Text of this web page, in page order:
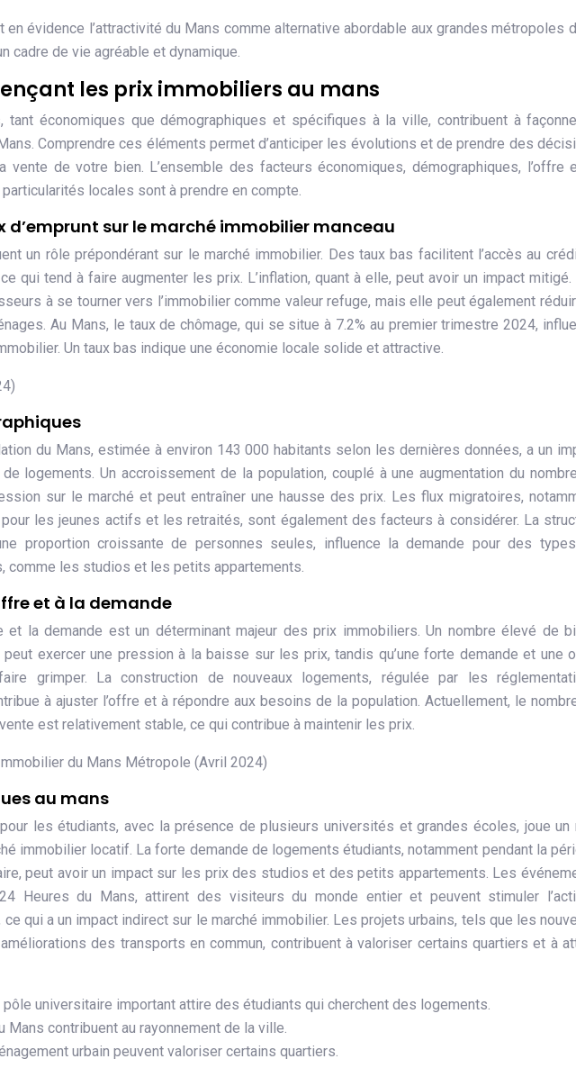
en évidence l’attractivité du Mans comme alternative abordable aux grandes métropoles
cadre de vie agréable et dynamique.
les prix immobiliers au mans
tant économiques que démographiques et spécifiques à la ville, contribuent à
Comprendre ces éléments permet d’anticiper les évolutions et de prendre des
vente de votre bien. L’ensemble des facteurs économiques, démographiques, l’offre
locales sont à prendre en compte.
d’emprunt sur le marché immobilier manceau
un rôle prépondérant sur le marché immobilier. Des taux bas facilitent l’accès au
qui tend à faire augmenter les prix. L’inflation, quant à elle, peut avoir un impact mitigé.
à se tourner vers l’immobilier comme valeur refuge, mais elle peut également
Au Mans, le taux de chômage, qui se situe à 7.2% au premier trimestre 2024,
Un taux bas indique une économie locale solide et attractive.
du Mans, estimée à environ 143 000 habitants selon les dernières données, a un
logements. Un accroissement de la population, couplé à une augmentation du
sur le marché et peut entraîner une hausse des prix. Les flux migratoires,
les jeunes actifs et les retraités, sont également des facteurs à considérer. La
proportion croissante de personnes seules, influence la demande pour des
comme les studios et les petits appartements.
et à la demande
et la demande est un déterminant majeur des prix immobiliers. Un nombre élevé de
exercer une pression à la baisse sur les prix, tandis qu’une forte demande et une
grimper. La construction de nouveaux logements, régulée par les
à ajuster l’offre et à répondre aux besoins de la population. Actuellement, le
est relativement stable, ce qui contribue à maintenir les prix.
du Mans Métropole (Avril 2024)
au mans
les étudiants, avec la présence de plusieurs universités et grandes écoles, joue un
immobilier locatif. La forte demande de logements étudiants, notamment pendant la
peut avoir un impact sur les prix des studios et des petits appartements. Les
Heures du Mans, attirent des visiteurs du monde entier et peuvent stimuler
qui a un impact indirect sur le marché immobilier. Les projets urbains, tels que les
des transports en commun, contribuent à valoriser certains quartiers et à
pôle universitaire important attire des étudiants qui cherchent des logements.
Mans contribuent au rayonnement de la ville.
urbain peuvent valoriser certains quartiers.